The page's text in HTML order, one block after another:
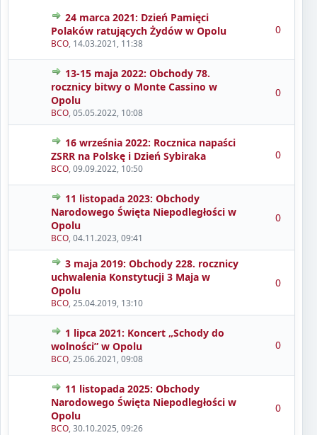
24 marca 2021: Dzień Pamięci
Polaków ratujących Żydów w Opolu
BCO, 14.03.2021, 11:38
0
13-15 maja 2022: Obchody 78.
rocznicy bitwy o Monte Cassino w
Opolu
BCO,05.05.2022, 10:08
0
16 września 2022: Rocznica napaści
ZSRR na Polskę i Dzień Sybiraka
BCO,09.09.2022, 10:50
0
11 listopada 2023: Obchody
Narodowego Święta Niepodległości w
Opolu
BCO,04.11.2023, 09:41
0
3 maja 2019: Obchody 228. rocznicy
uchwalenia Konstytucji 3 Maja w
Opolu
BCO,25.04.2019, 13:10
0
1 lipca 2021: Koncert „Schody do
wolności” w Opolu
BCO,25.06.2021, 09:08
0
11 listopada 2025: Obchody
Narodowego Święta Niepodległości w
Opolu
BCO,30.10.2025, 09:26
0